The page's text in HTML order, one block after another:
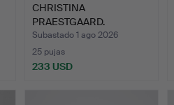
CHRISTINA
PRAESTGAARD.
JARRONES "Pampas vi…
Subastado 1 ago 2026
25 pujas
233 USD